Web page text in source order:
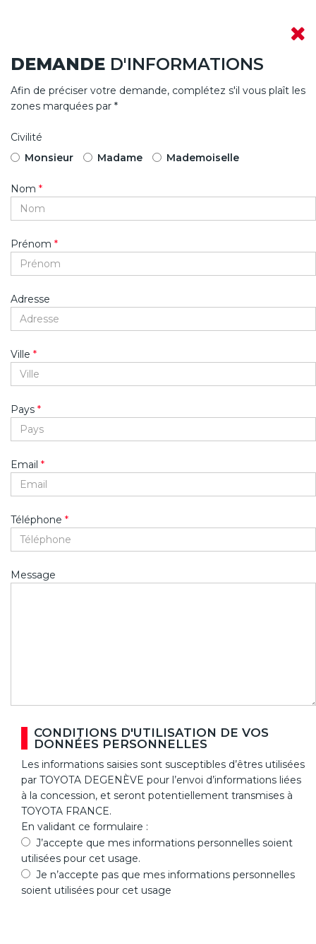
DEMANDE D'INFORMATIONS
Afin de préciser votre demande, complétez s'il vous plaît les
zones marquées par *
Civilité
Monsieur
Madame Mademoiselle
Nom *
Prénom *
Adresse
Ville *
Pays *
Email *
Téléphone *
Message
CONDITIONS D'UTILISATION DE VOS
DONNÉES PERSONNELLES
Les informations saisies sont susceptibles d’êtres utilisées
par TOYOTA DEGENÈVE pour l’envoi d’informations liées
à la concession, et seront potentiellement transmises à
TOYOTA FRANCE.
En validant ce formulaire :
J’accepte que mes informations personnelles soient
utilisées pour cet usage.
Je n’accepte pas que mes informations personnelles
soient utilisées pour cet usage